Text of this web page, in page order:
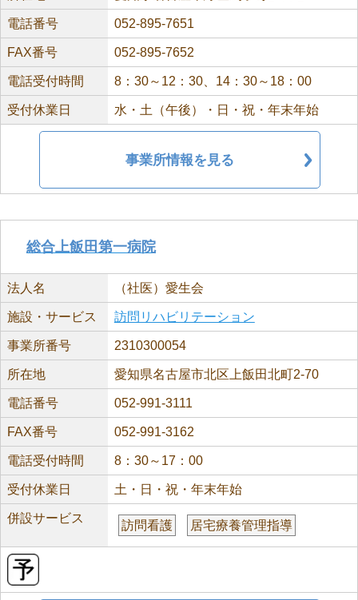
電話番号 052-895-7651
FAX番号 052-895-7652
電話受付時間 8：30～12：30、14：30～18：00
受付休業日 水・土（午後）・日・祝・年末年始
事業所情報を見る
総合上飯田第一病院
法人名 （社医）愛生会
施設・サービス 訪問リハビリテーション
事業所番号 2310300054
所在地 愛知県名古屋市北区上飯田北町2-70
電話番号 052-991-3111
FAX番号 052-991-3162
電話受付時間 8：30～17：00
受付休業日 土・日・祝・年末年始
併設サービス
訪問看護 居宅療養管理指導